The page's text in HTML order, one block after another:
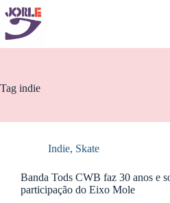
Pular
para
conteúdo
Tag indie
Indie, Skate
Banda Tods CWB faz 30 anos e
participação do Eixo Mole